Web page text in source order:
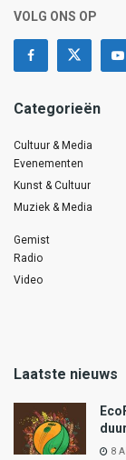
VOLG ONS OP
Categorieën
Cultuur & Media
Evenementen
Kunst & Cultuur
Muziek & Media
Gemist
Radio
Video
Laatste nieuws
8